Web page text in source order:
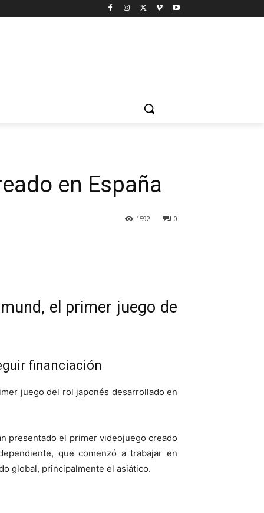
en España
0
1592
el primer juego de
financiación
juego del rol japonés desarrollado en
presentado el primer videojuego creado
que comenzó a trabajar en
global, principalmente el asiático.